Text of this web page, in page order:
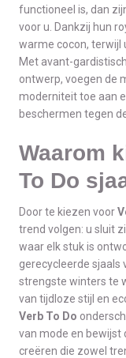
functioneel is, dan
voor u. Dankzij hun
warme cocon, terwijl
Met avant-
ontwerp, voegen de
moderniteit toe aan
beschermen tegen
Waarom
To Do
Door te kiezen voor
trend volgen: u sluit
waar elk stuk is
gerecycleerde sjaals
strengste winters te
van tijdloze stijl en
Verb To Do
van mode en bewijst
creëren die zowel